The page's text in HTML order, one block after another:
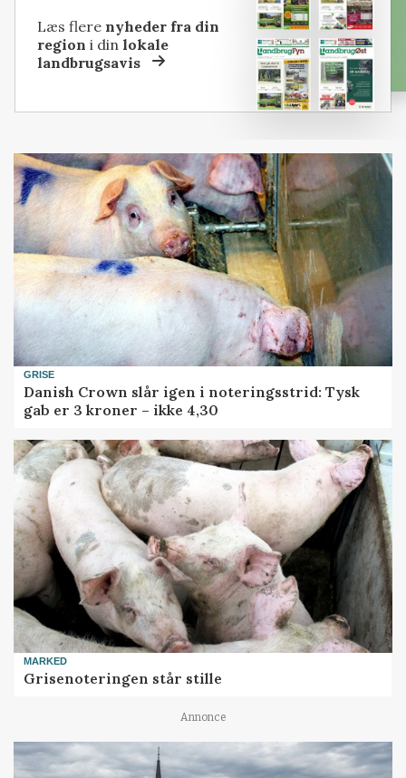
Læs flere nyheder fra din
region i dinlokale
landbrugsavis
GRISE
Danish Crown slår igen i noteringsstrid: Tysk
gab er 3 kroner – ikke 4,30
MARKED
Grisenoteringen står stille
Annonce